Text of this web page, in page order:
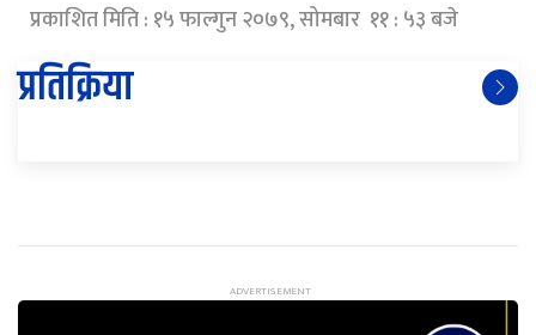
प्रकाशित मिति : १५ फाल्गुन २०७९, सोमबार ११ : ५३ बजे
प्रतिक्रिया